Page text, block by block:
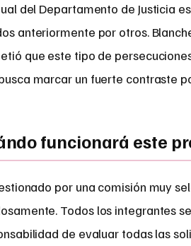
del Departamento de Justicia
anteriormente por otros.
que este tipo de
marcar un fuerte contraste
funcionará este
por una comisión muy
Todos los integrantes
de evaluar todas las